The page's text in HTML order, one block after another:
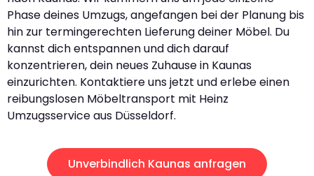
Phase deines Umzugs, angefangen bei der Planung bis
hin zur termingerechten Lieferung deiner Möbel. Du
kannst dich entspannen und dich darauf
konzentrieren, dein neues Zuhause in Kaunas
einzurichten. Kontaktiere uns jetzt und erlebe einen
reibungslosen Möbeltransport mit Heinz
Umzugsservice aus Düsseldorf.
Unverbindlich Kaunas anfragen